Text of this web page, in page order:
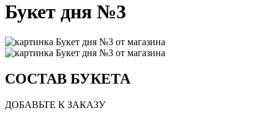
Букет дня №3
СОСТАВ БУКЕТА
ДОБАВЬТЕ К ЗАКАЗУ